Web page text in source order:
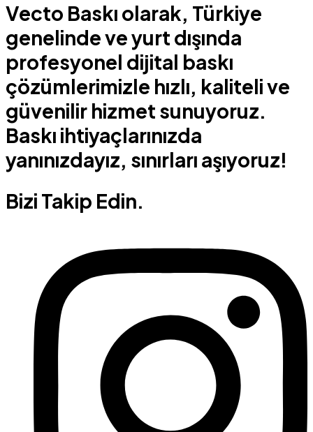
Vecto Baskı olarak, Türkiye
genelinde ve yurt dışında
profesyonel dijital baskı
çözümlerimizle hızlı, kaliteli ve
güvenilir hizmet sunuyoruz.
Baskı ihtiyaçlarınızda
yanınızdayız, sınırları aşıyoruz!
Bizi Takip Edin.